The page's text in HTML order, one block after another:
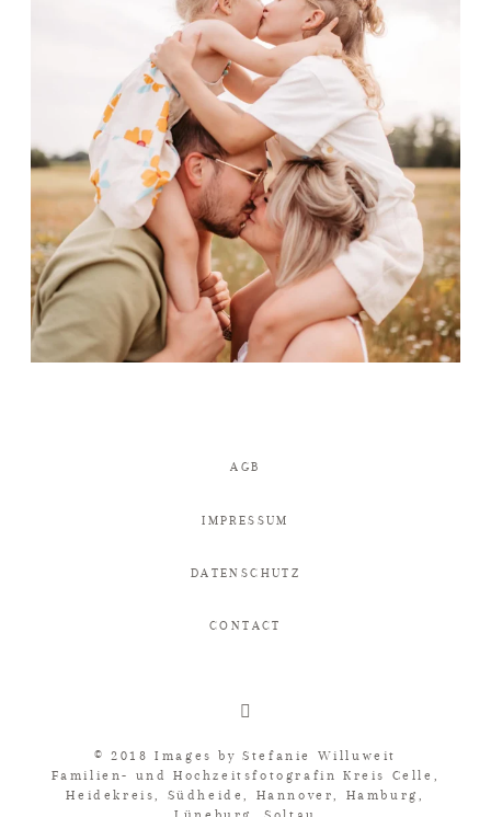
AGB
IMPRESSUM
DATENSCHUTZ
CONTACT
© 2018 Images byStefanie Willuweit
Familien- und Hochzeitsfotografin Kreis Celle,
Heidekreis, Südheide, Hannover, Hamburg,